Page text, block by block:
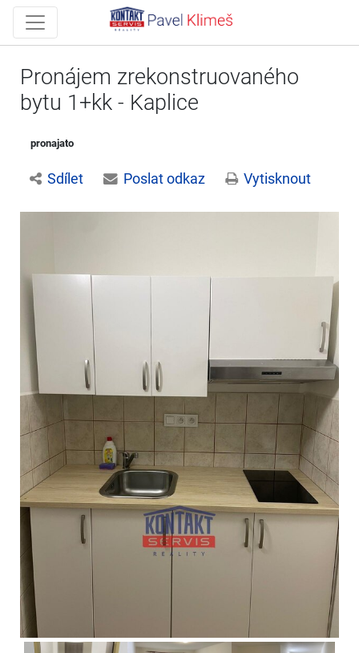
Pronájem zrekonstruovaného
bytu 1+kk - Kaplice
pronajato
Sdílet Poslat odkaz Vytisknout